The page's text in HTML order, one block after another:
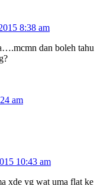
8:38 am
dan boleh tahu
am
10:43 am
xde yg wat uma flat ke